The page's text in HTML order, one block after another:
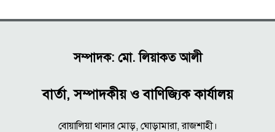
সম্পাদক: মো. লিয়াকত আলী
বার্তা, সম্পাদকীয় ও বাণিজ্যিক কার্যালয়
বোয়ালিয়া থানার মোড়, ঘোড়ামারা, রাজশাহী।